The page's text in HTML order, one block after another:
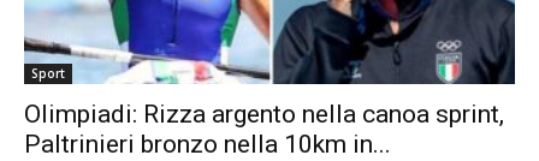
Sport
Olimpiadi: Rizza argento nella canoa sprint,
Paltrinieri bronzo nella 10km in...